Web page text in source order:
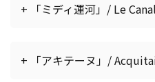
+ 「ミディ運河」/ Le
+ 「アキテーヌ」/